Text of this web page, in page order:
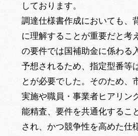
しております。
調達仕様書作成においても、
に理解することが重要だと考
の要件では国補助金に係わる
予想されるため、指定型番等
とが必要でした。そのため、
実施や職員・事業者ヒアリン
能精査、要件を共通化するこ
され、かつ競争性を高めた仕